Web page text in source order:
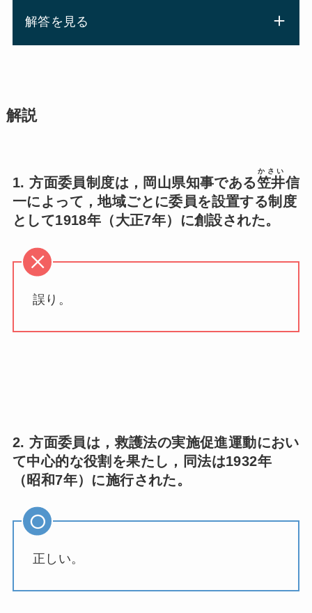
解答を見る
解説
1. 方面委員制度は，岡山県知事である笠井
かさい
信
一によって，地域ごとに委員を設置する制度
として1918年（大正7年）に創設された。
誤り。
2. 方面委員は，救護法の実施促進運動におい
て中心的な役割を果たし，同法は1932年
（昭和7年）に施行された。
正しい。